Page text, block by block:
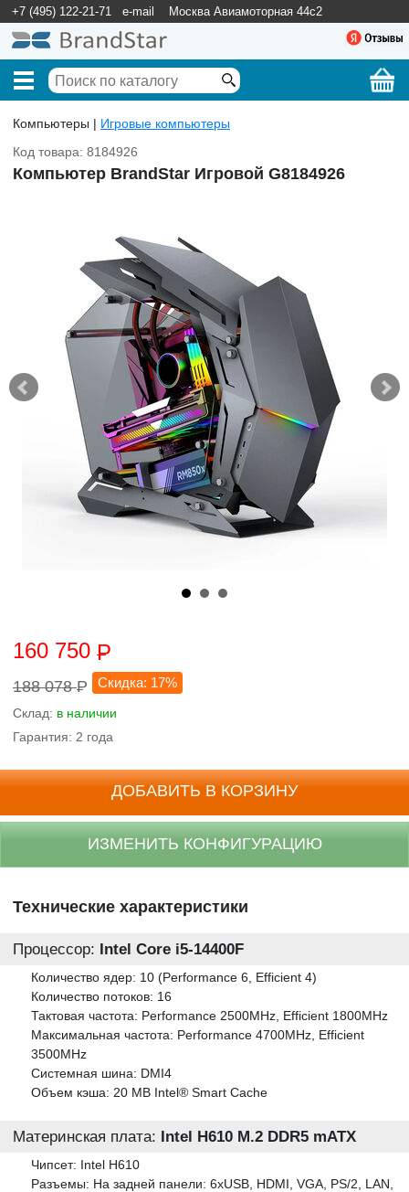
+7 (495) 122-21-71 e-mail Москва Авиамоторная 44с2
Компьютеры | Игровые компьютеры
Код товара: 8184926
Компьютер BrandStar Игровой G8184926
160 750 P
188 078P Скидка: 17%
Склад: в наличии
Гарантия: 2 года
ДОБАВИТЬ В КОРЗИНУ
ИЗМЕНИТЬ КОНФИГУРАЦИЮ
Технические характеристики
Процессор: Intel Core i5-14400F
Количество ядер: 10 (Performance 6, Efficient 4)
Количество потоков: 16
Тактовая частота: Performance 2500MHz, Efficient 1800MHz
Максимальная частота: Performance 4700MHz, Efficient
3500MHz
Системная шина: DMI4
Объем кэша: 20 MB Intel® Smart Cache
Материнская плата: Intel H610 M.2 DDR5 mATX
Чипсет: Intel H610
Разъемы: На задней панели: 6xUSB, HDMI, VGA, PS/2, LAN,